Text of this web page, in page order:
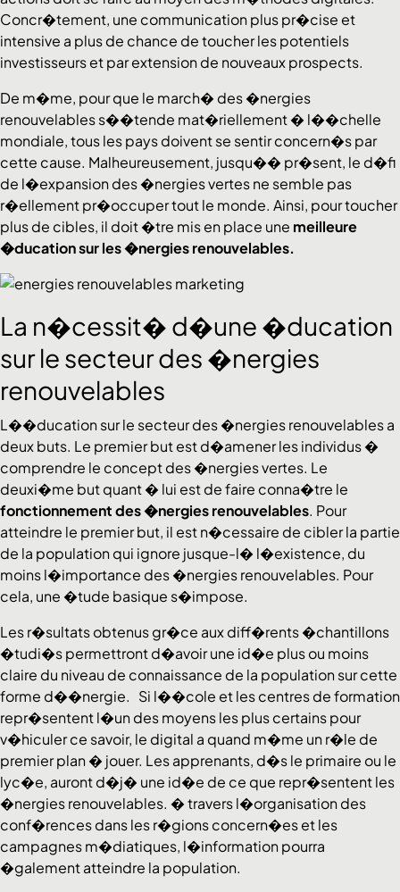
Concr�tement, une communication plus pr�cise et
intensive a plus de chance de toucher les potentiels
investisseurs et par extension de nouveaux prospects.
De m�me, pour que le march� des �nergies
renouvelables s��tende mat�riellement � l��chelle
mondiale, tous les pays doivent se sentir concern�s par
cette cause. Malheureusement, jusqu�� pr�sent, le d�fi
de l�expansion des �nergies vertes ne semble pas
r�ellement pr�occuper tout le monde. Ainsi, pour toucher
plus de cibles, il doit �tre mis en place une meilleure
�ducation sur les �nergies renouvelables.
La n�cessit� d�une �ducation
sur le secteur des �nergies
renouvelables
L��ducation sur le secteur des �nergies renouvelables a
deux buts. Le premier but est d�amener les individus �
comprendre le concept des �nergies vertes. Le
deuxi�me but quant � lui est de faire conna�tre le
fonctionnement des �nergies renouvelables. Pour
atteindre le premier but, il est n�cessaire de cibler la partie
de la population qui ignore jusque-l� l�existence, du
moins l�importance des �nergies renouvelables. Pour
cela, une �tude basique s�impose.
Les r�sultats obtenus gr�ce aux diff�rents �chantillons
�tudi�s permettront d�avoir une id�e plus ou moins
claire du niveau de connaissance de la population sur cette
forme d��nergie. Si l��cole et les centres de formation
repr�sentent l�un des moyens les plus certains pour
v�hiculer ce savoir, le digital a quand m�me un r�le de
premier plan � jouer. Les apprenants, d�s le primaire ou le
lyc�e, auront d�j� une id�e de ce que repr�sentent les
�nergies renouvelables. � travers l�organisation des
conf�rences dans les r�gions concern�es et les
campagnes m�diatiques, l�information pourra
�galement atteindre la population.